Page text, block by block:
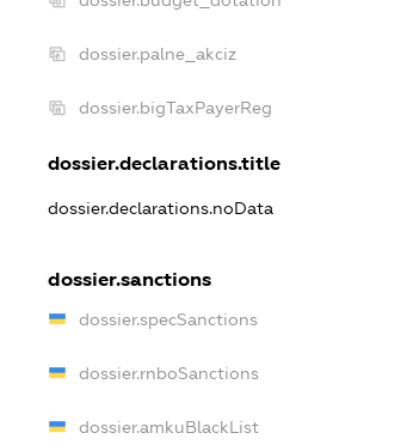
dossier.palne_akciz
dossier.bigTaxPayerReg
dossier.declarations.title
dossier.declarations.noData
dossier.sanctions
dossier.specSanctions
dossier.rnboSanctions
dossier.amkuBlackList